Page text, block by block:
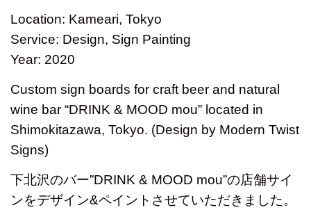
Location: Kameari, Tokyo
Service: Design, Sign Painting
Year: 2020
Custom sign boards for craft beer and natural
wine bar “DRINK & MOOD mou” located in
Shimokitazawa, Tokyo. (Design by Modern Twist
Signs)
下北沢のバー”DRINK & MOOD mou”の店舗サイ
ンをデザイン&ペイントさせていただきました。